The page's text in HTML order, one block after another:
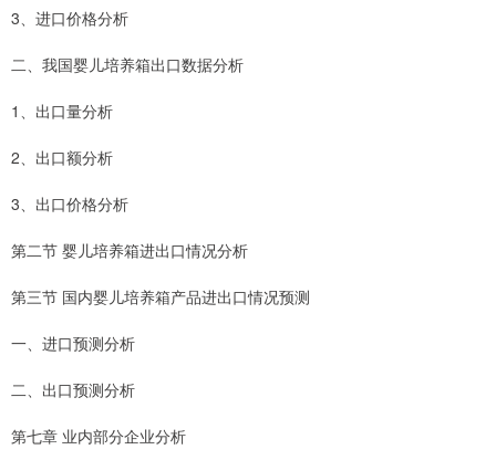
3、进口价格分析
二、我国婴儿培养箱出口数据分析
1、出口量分析
2、出口额分析
3、出口价格分析
第二节 婴儿培养箱进出口情况分析
第三节 国内婴儿培养箱产品进出口情况预测
一、进口预测分析
二、出口预测分析
第七章 业内部分企业分析